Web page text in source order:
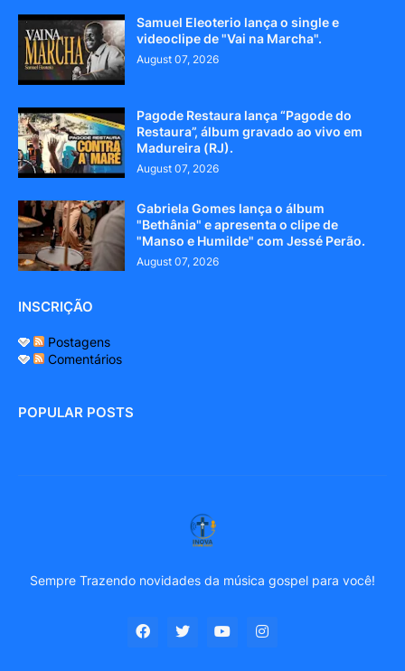
Samuel Eleoterio lança o single e
videoclipe de "Vai na Marcha".
August 07, 2026
Pagode Restaura lança “Pagode do
Restaura”, álbum gravado ao vivo em
Madureira (RJ).
August 07, 2026
Gabriela Gomes lança o álbum
"Bethânia" e apresenta o clipe de
"Manso e Humilde" com Jessé Perão.
August 07, 2026
INSCRIÇÃO
Postagens
Comentários
POPULAR POSTS
Sempre Trazendo novidades da música gospel para você!